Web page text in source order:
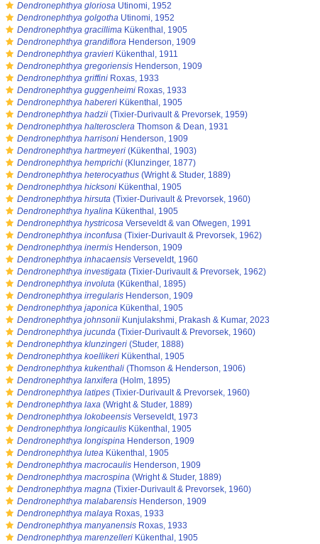
Dendronephthya gloriosa Utinomi, 1952
Dendronephthya golgotha Utinomi, 1952
Dendronephthya gracillima Kükenthal, 1905
Dendronephthya grandiflora Henderson, 1909
Dendronephthya gravieri Kükenthal, 1911
Dendronephthya gregoriensis Henderson, 1909
Dendronephthya griffini Roxas, 1933
Dendronephthya guggenheimi Roxas, 1933
Dendronephthya habereri Kükenthal, 1905
Dendronephthya hadzii (Tixier-Durivault & Prevorsek, 1959)
Dendronephthya halterosclera Thomson & Dean, 1931
Dendronephthya harrisoni Henderson, 1909
Dendronephthya hartmeyeri (Kükenthal, 1903)
Dendronephthya hemprichi (Klunzinger, 1877)
Dendronephthya heterocyathus (Wright & Studer, 1889)
Dendronephthya hicksoni Kükenthal, 1905
Dendronephthya hirsuta (Tixier-Durivault & Prevorsek, 1960)
Dendronephthya hyalina Kükenthal, 1905
Dendronephthya hystricosa Verseveldt & van Ofwegen, 1991
Dendronephthya inconfusa (Tixier-Durivault & Prevorsek, 1962)
Dendronephthya inermis Henderson, 1909
Dendronephthya inhacaensis Verseveldt, 1960
Dendronephthya investigata (Tixier-Durivault & Prevorsek, 1962)
Dendronephthya involuta (Kükenthal, 1895)
Dendronephthya irregularis Henderson, 1909
Dendronephthya japonica Kükenthal, 1905
Dendronephthya johnsonii Kunjulakshmi, Prakash & Kumar, 2023
Dendronephthya jucunda (Tixier-Durivault & Prevorsek, 1960)
Dendronephthya klunzingeri (Studer, 1888)
Dendronephthya koellikeri Kükenthal, 1905
Dendronephthya kukenthali (Thomson & Henderson, 1906)
Dendronephthya lanxifera (Holm, 1895)
Dendronephthya latipes (Tixier-Durivault & Prevorsek, 1960)
Dendronephthya laxa (Wright & Studer, 1889)
Dendronephthya lokobeensis Verseveldt, 1973
Dendronephthya longicaulis Kükenthal, 1905
Dendronephthya longispina Henderson, 1909
Dendronephthya lutea Kükenthal, 1905
Dendronephthya macrocaulis Henderson, 1909
Dendronephthya macrospina (Wright & Studer, 1889)
Dendronephthya magna (Tixier-Durivault & Prevorsek, 1960)
Dendronephthya malabarensis Henderson, 1909
Dendronephthya malaya Roxas, 1933
Dendronephthya manyanensis Roxas, 1933
Dendronephthya marenzelleri Kükenthal, 1905